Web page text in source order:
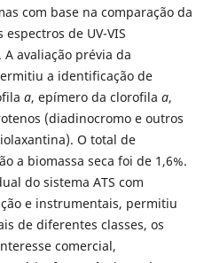
com base na comparação da
de UV-VIS
avaliação prévia da
a identificação de
a, epímero da clorofila a,
(diadinocromo e outros
O total de
a biomassa seca foi de 1,6%.
do sistema ATS com
e instrumentais, permitiu
de diferentes classes, os
comercial,